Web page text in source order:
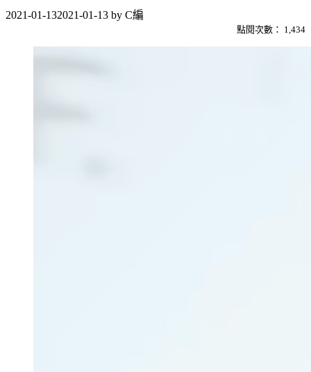
2021-01-132021-01-13 by C編
點閱次數： 1,434